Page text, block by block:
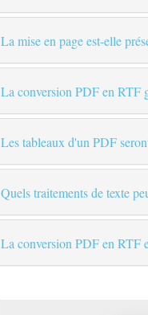
La mise en page est-elle
La conversion PDF en RTF
Les tableaux d'un PDF
Quels traitements de texte
La conversion PDF en RTF